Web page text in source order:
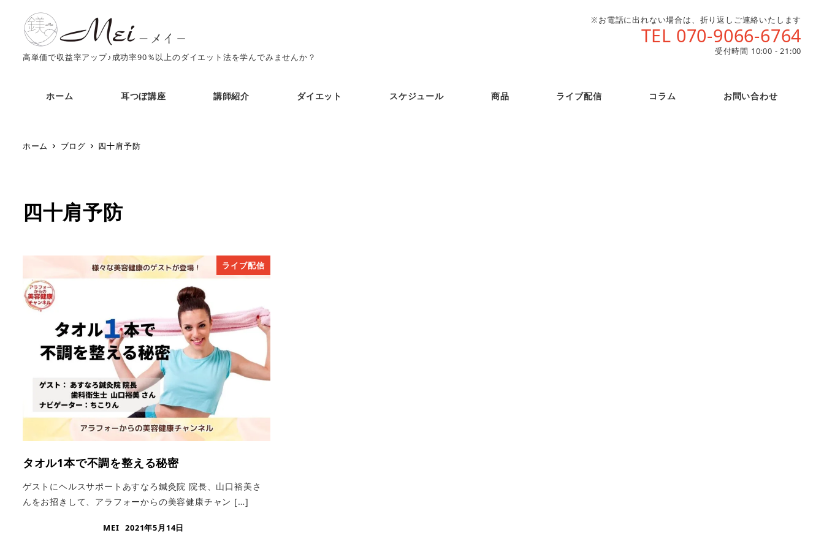
高単価で収益率アップ♪成功率90％以上のダイエット法を学んでみませんか？
※お電話に出れない場合は、折り返しご連絡いたします
TEL 070-9066-6764
受付時間 10:00 - 21:00
ホーム 耳つぼ講座 講師紹介 ダイエット スケジュール 商品 ライブ配信 コラム お問い合わせ
ホーム ブログ 四十肩予防
四十肩予防
ライブ配信
タオル1本で不調を整える秘密
ゲストにヘルスサポートあすなろ鍼灸院 院長、山口裕美さ
んをお招きして、アラフォーからの美容健康チャン […]
MEI 2021年5月14日